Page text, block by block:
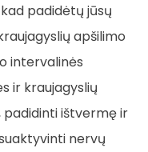
padidėtų jūsų
apšilimo
intervalinės
ir kraujagyslių
padidinti ištvermę ir
nervų